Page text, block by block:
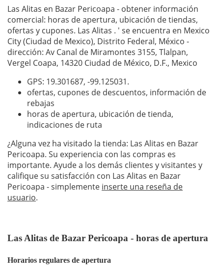
Las Alitas en Bazar Pericoapa - obtener información
comercial: horas de apertura, ubicación de tiendas,
ofertas y cupones. Las Alitas . ' se encuentra en Mexico
City (Ciudad de Mexico), Distrito Federal, México -
dirección: Av Canal de Miramontes 3155, Tlalpan,
Vergel Coapa, 14320 Ciudad de México, D.F., Mexico
GPS: 19.301687, -99.125031.
ofertas, cupones de descuentos, información de
rebajas
horas de apertura, ubicación de tienda,
indicaciones de ruta
¿Alguna vez ha visitado la tienda: Las Alitas en Bazar
Pericoapa. Su experiencia con las compras es
importante. Ayude a los demás clientes y visitantes y
califique su satisfacción con Las Alitas en Bazar
Pericoapa - simplemente inserte una reseña de
usuario.
Las Alitas de Bazar Pericoapa - horas de apertura
Horarios regulares de apertura